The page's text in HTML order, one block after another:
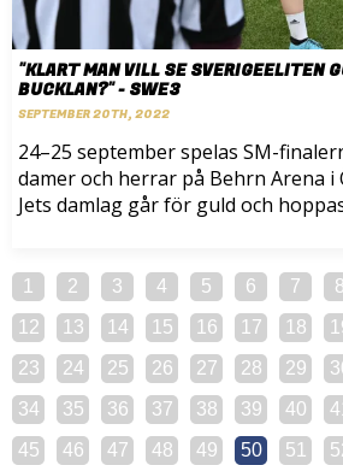
"KLART MAN VILL SE SVERIGEELITEN
BUCKLAN?" - SWE3
SEPTEMBER 20TH, 2022
24–25 september spelas SM-
damer och herrar på Behrn Arena i
Jets damlag går för guld och
1 2 3 4 5 6 7 8
12
13 14 15 16 17 18
23
24 25 26 27 28 29
34
35 36 37 38 39 40
45
46 47 48 49 50 51